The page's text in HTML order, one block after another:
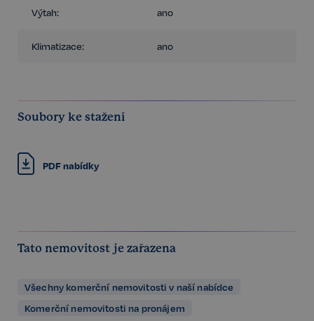
Výtah: ano
Klimatizace: ano
Soubory ke stažení
PDF nabídky
Tato nemovitost je zařazena
Všechny komerční nemovitosti v naší nabídce
Komerční nemovitosti na pronájem